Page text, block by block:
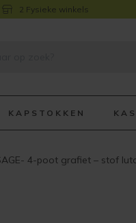
2 Fysieke winkels
KAPSTOKKEN
4-poot grafiet – stof